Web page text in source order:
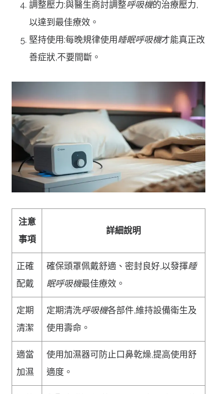
調整壓力:與醫生商討調整呼吸機的治療壓力,
以達到最佳療效。
堅持使用:每晚規律使用睡眠呼吸機才能真正改
善症狀,不要間斷。
注意
事項
詳細說明
正確
配戴
確保頭罩佩戴舒適、密封良好,以發揮睡
眠呼吸機最佳療效。
定期
清潔
定期清洗呼吸機各部件,維持設備衛生及
使用壽命。
適當
加濕
使用加濕器可防止口鼻乾燥,提高使用舒
適度。